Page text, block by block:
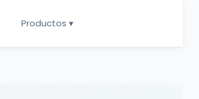
Productos ▾